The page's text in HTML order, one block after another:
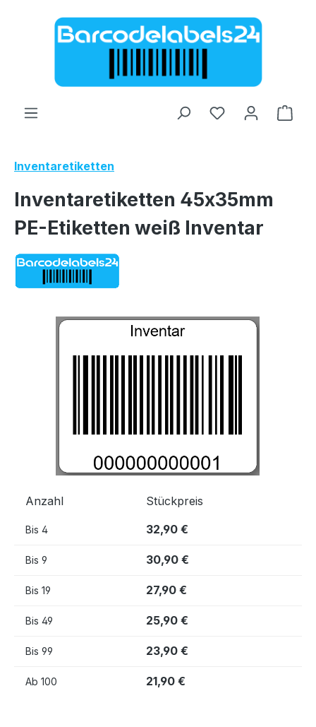
Zum Hauptinhalt springen
Inventaretiketten
Inventaretiketten 45x35mm
PE-Etiketten weiß Inventar
Bildergalerie überspringen
Anzahl Stückpreis
Bis 4 32,90 €
Bis 9 30,90 €
Bis 19 27,90 €
Bis 49 25,90 €
Bis 99 23,90 €
Ab 100 21,90 €